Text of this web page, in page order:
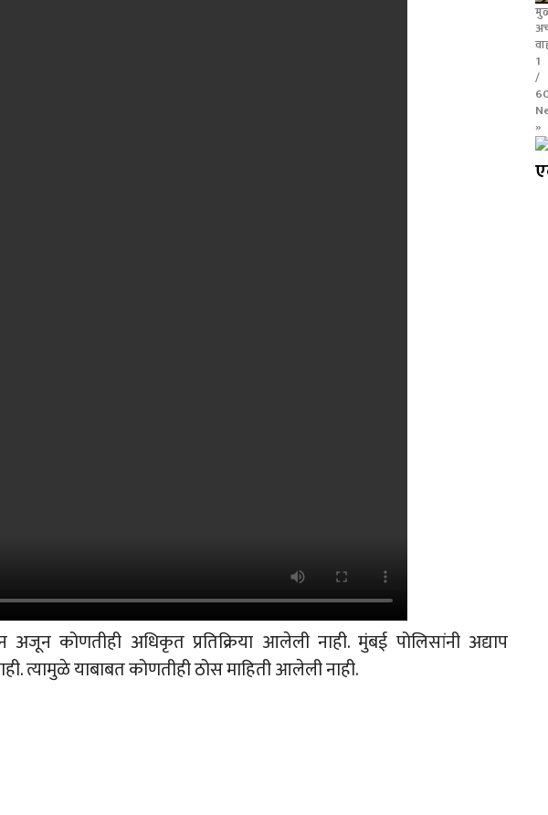
कोणतीही अधिकृत प्रतिक्रिया आलेली नाही. मुंबई पोलिसांनी अद्याप
त्यामुळे याबाबत कोणतीही ठोस माहिती आलेली नाही.
1
/
»